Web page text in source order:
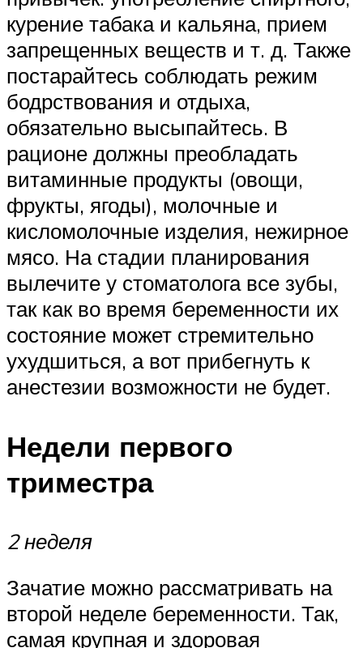
курение табака и кальяна, прием
запрещенных веществ и т. д. Также
постарайтесь соблюдать режим
бодрствования и отдыха,
обязательно высыпайтесь. В
рационе должны преобладать
витаминные продукты (овощи,
фрукты, ягоды), молочные и
кисломолочные изделия, нежирное
мясо. На стадии планирования
вылечите у стоматолога все зубы,
так как во время беременности их
состояние может стремительно
ухудшиться, а вот прибегнуть к
анестезии возможности не будет.
Недели первого
триместра
2 неделя
Зачатие можно рассматривать на
второй неделе беременности. Так,
самая крупная и здоровая